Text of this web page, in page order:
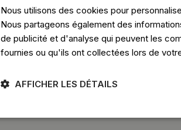
Nous utilisons des cookies pour
Nous partageons également des
de publicité et d'analyse qui peuvent les
fournies ou qu'ils ont collectées lors de
AFFICHER LES DÉTAILS